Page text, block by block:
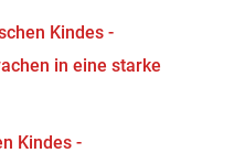
Kindes -
in eine starke
Kindes -